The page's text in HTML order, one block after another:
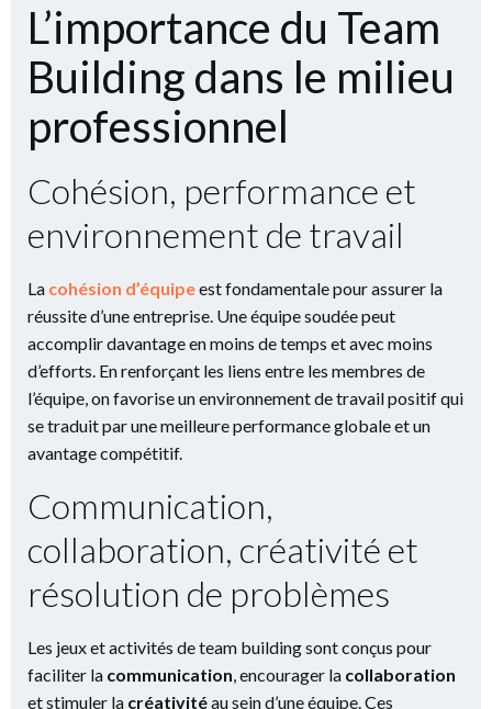
L’importance du Team
Building dans le milieu
professionnel
Cohésion, performance et
environnement de travail
La cohésion d’équipeest fondamentale pour assurer la
réussite d’une entreprise. Une équipe soudée peut
accomplir davantage en moins de temps et avec moins
d’efforts. En renforçant les liens entre les membres de
l’équipe, on favorise un environnement de travail positif qui
se traduit par une meilleure performance globale et un
avantage compétitif.
Communication,
collaboration, créativité et
résolution de problèmes
Les jeux et activités de team building sont conçus pour
faciliter la communication, encourager la collaboration
et stimuler la créativitéau sein d’une équipe. Ces